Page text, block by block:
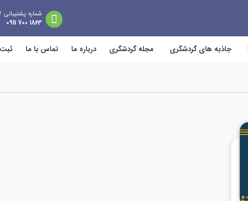
شماره پشتیبانی 24/7
1863 700 0911
جاذبه های گردشگری مجله گردشگری درباره ما تماس با ما